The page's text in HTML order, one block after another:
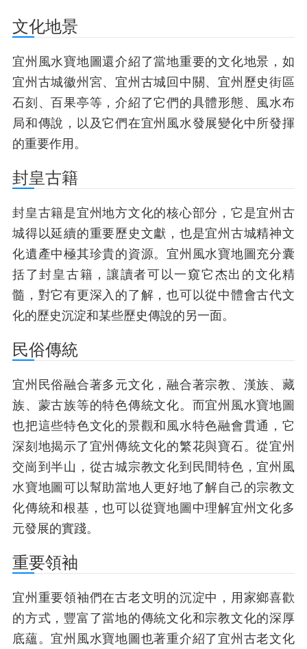
文化地景
宜州風水寶地圖還介紹了當地重要的文化地景，如
宜州古城徽州宮、宜州古城回中關、宜州歷史街區
石刻、百果亭等，介紹了它們的具體形態、風水布
局和傳說，以及它們在宜州風水發展變化中所發揮
的重要作用。
封皇古籍
封皇古籍是宜州地方文化的核心部分，它是宜州古
城得以延續的重要歷史文獻，也是宜州古城精神文
化遺產中極其珍貴的資源。宜州風水寶地圖充分囊
括了封皇古籍，讓讀者可以一窺它杰出的文化精
髓，對它有更深入的了解，也可以從中體會古代文
化的歷史沉淀和某些歷史傳說的另一面。
民俗傳統
宜州民俗融合著多元文化，融合著宗教、漢族、藏
族、蒙古族等的特色傳統文化。而宜州風水寶地圖
也把這些特色文化的景觀和風水特色融會貫通，它
深刻地揭示了宜州傳統文化的繁花與寶石。從宜州
交崗到半山，從古城宗教文化到民間特色，宜州風
水寶地圖可以幫助當地人更好地了解自己的宗教文
化傳統和根基，也可以從寶地圖中理解宜州文化多
元發展的實踐。
重要領袖
宜州重要領袖們在古老文明的沉淀中，用家鄉喜歡
的方式，豐富了當地的傳統文化和宗教文化的深厚
底蘊。宜州風水寶地圖也著重介紹了宜州古老文化